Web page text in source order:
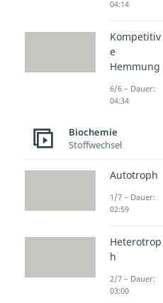
Beispiel
Damit du
kompetitive
schauen
dazu an.
Das Enzym
katalysiert
Solange
abgebaut
Problem.
04:14
Kompetitiv
e
Hemmung
6/6 – Dauer:
04:34
Biochemie
Stoffwechsel
Autotroph
1/7 – Dauer:
02:59
Heterotrop
h
2/7 – Dauer:
03:00